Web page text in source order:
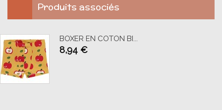
Produits associés
BOXER EN COTON BI...
8,94 €